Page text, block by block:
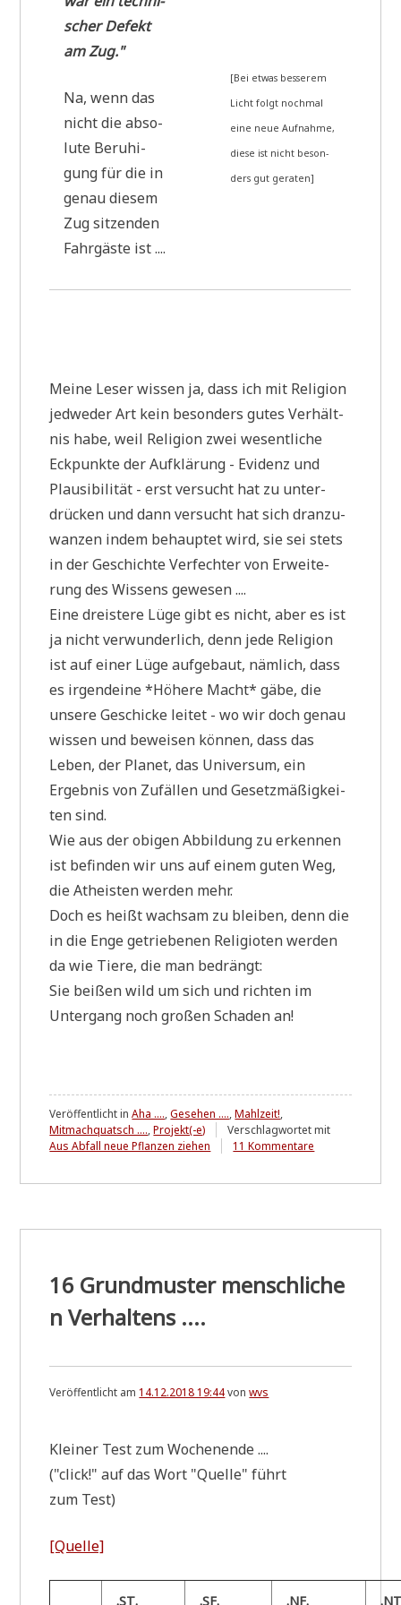
scher Defekt
am Zug."
Na, wenn das
nicht die abso­
lu­te Beru­hi­
gung für die in
genau die­sem
Zug sit­zen­den
Fahr­gä­ste ist ....
[Bei etwas bes­se­rem
Licht folgt noch­mal
eine neue Auf­nah­me,
die­se ist nicht beson­
ders gut geraten]
Mei­ne Leser wis­sen ja, dass ich mit Reli­gi­on
jed­we­der Art kein beson­ders gutes Ver­hält­
nis habe, weil Reli­gi­on zwei wesent­li­che
Eck­punk­te der Auf­klä­rung - Evi­denz und
Plau­si­bi­li­tät - erst ver­sucht hat zu unter­
drücken und dann ver­sucht hat sich dran­zu­
wan­zen indem behaup­tet wird, sie sei stets
in der Geschich­te Ver­fech­ter von Erwei­te­
rung des Wis­sens gewesen ....
Eine drei­ste­re Lüge gibt es nicht, aber es ist
ja nicht ver­wun­der­lich, denn jede Reli­gi­on
ist auf einer Lüge auf­ge­baut, näm­lich, dass
es irgend­ei­ne *Höhe­re Macht* gäbe, die
unse­re Geschicke lei­tet - wo wir doch genau
wis­sen und bewei­sen kön­nen, dass das
Leben, der Pla­net, das Uni­ver­sum, ein
Ergeb­nis von Zufäl­len und Gesetz­mä­ßig­kei­
ten sind.
Wie aus der obi­gen Abbil­dung zu erken­nen
ist befin­den wir uns auf einem guten Weg,
die Athe­isten wer­den mehr.
Doch es heißt wach­sam zu blei­ben, denn die
in die Enge getrie­be­nen Reli­gio­ten wer­den
da wie Tie­re, die man bedrängt:
Sie bei­ßen wild um sich und rich­ten im
Unter­gang noch gro­ßen Scha­den an!
Veröffentlicht inAha ....,Gesehen ....,Mahlzeit!,
Mitmachquatsch ....,Projekt(-e)
Verschlagwortet mit
Aus Abfall neue Pflanzen ziehen
11 Kommentare
16 Grundmuster menschliche
n Verhaltens ....
Veröffentlicht am 14.12.2018 19:44vonwvs
Klei­ner Test zum Wochenende ....
("click!" auf das Wort "Quel­le" führt
zum Test)
[Quel­le]
.ST. .SF. .NF. .